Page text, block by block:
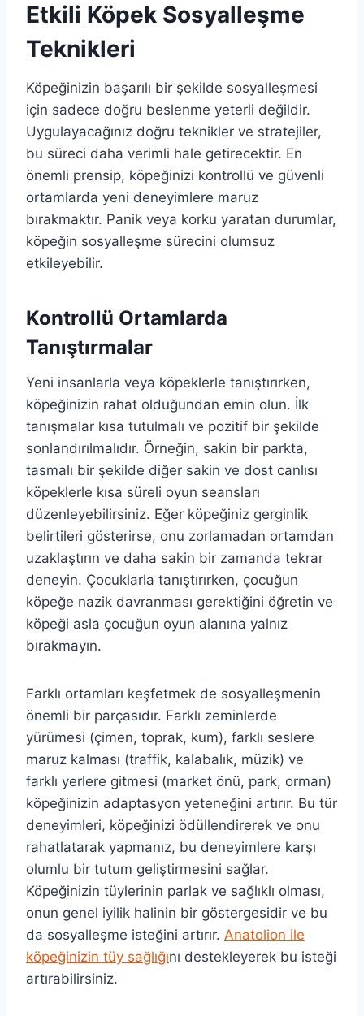
Etkili Köpek Sosyalleşme
Teknikleri
Köpeğinizin başarılı bir şekilde sosyalleşmesi
için sadece doğru beslenme yeterli değildir.
Uygulayacağınız doğru teknikler ve stratejiler,
bu süreci daha verimli hale getirecektir. En
önemli prensip, köpeğinizi kontrollü ve güvenli
ortamlarda yeni deneyimlere maruz
bırakmaktır. Panik veya korku yaratan durumlar,
köpeğin sosyalleşme sürecini olumsuz
etkileyebilir.
Kontrollü Ortamlarda
Tanıştırmalar
Yeni insanlarla veya köpeklerle tanıştırırken,
köpeğinizin rahat olduğundan emin olun. İlk
tanışmalar kısa tutulmalı ve pozitif bir şekilde
sonlandırılmalıdır. Örneğin, sakin bir parkta,
tasmalı bir şekilde diğer sakin ve dost canlısı
köpeklerle kısa süreli oyun seansları
düzenleyebilirsiniz. Eğer köpeğiniz gerginlik
belirtileri gösterirse, onu zorlamadan ortamdan
uzaklaştırın ve daha sakin bir zamanda tekrar
deneyin. Çocuklarla tanıştırırken, çocuğun
köpeğe nazik davranması gerektiğini öğretin ve
köpeği asla çocuğun oyun alanına yalnız
bırakmayın.
Farklı ortamları keşfetmek de sosyalleşmenin
önemli bir parçasıdır. Farklı zeminlerde
yürümesi (çimen, toprak, kum), farklı seslere
maruz kalması (traffik, kalabalık, müzik) ve
farklı yerlere gitmesi (market önü, park, orman)
köpeğinizin adaptasyon yeteneğini artırır. Bu tür
deneyimleri, köpeğinizi ödüllendirerek ve onu
rahatlatarak yapmanız, bu deneyimlere karşı
olumlu bir tutum geliştirmesini sağlar.
Köpeğinizin tüylerinin parlak ve sağlıklı olması,
onun genel iyilik halinin bir göstergesidir ve bu
da sosyalleşme isteğini artırır. Anatolion ile
köpeğinizin tüy sağlığını destekleyerek bu isteği
artırabilirsiniz.